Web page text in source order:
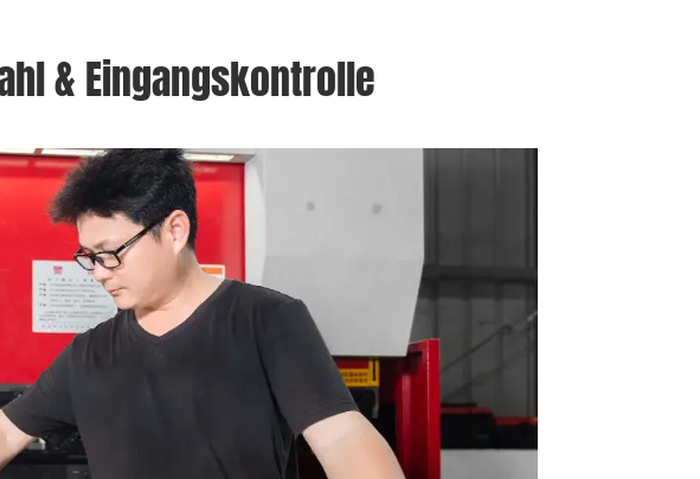
& Eingangskontrolle